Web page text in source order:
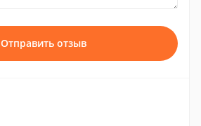
Отправить отзыв